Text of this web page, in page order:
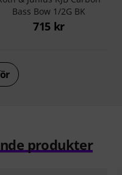
Bass Bow 1/2G BK
715 kr
produkter